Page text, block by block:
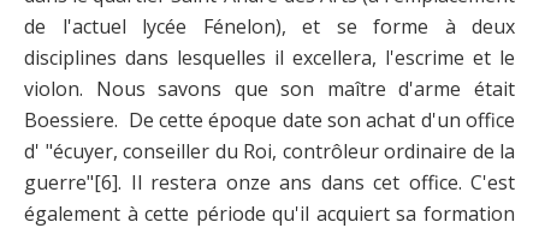
de l'actuel lycée Fénelon), et se forme à deux
disciplines dans lesquelles il excellera, l'escrime et le
violon. Nous savons que son maître d'arme était
Boessiere. De cette époque date son achat d'un office
d' "écuyer, conseiller du Roi, contrôleur ordinaire de la
guerre"[6]. Il restera onze ans dans cet office. C'est
également à cette période qu'il acquiert sa formation